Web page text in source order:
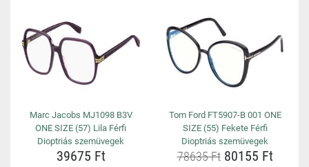
Marc Jacobs MJ1098 B3V
ONE SIZE (57) Lila Férfi
Dioptriás szemüvegek
39675 Ft
Tom Ford FT5907-B 001 ONE
SIZE (55) Fekete Férfi
Dioptriás szemüvegek
78635 Ft80155 Ft